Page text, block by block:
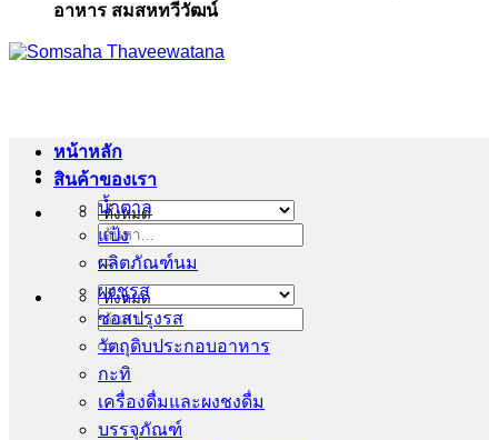
อาหาร สมสหทวีวัฒน์
ค้นหา:
ค้นหา:
หน้าหลัก
สินค้าของเรา
น้ำตาล
แป้ง
ผลิตภัณฑ์นม
ผงชูรส
ซอสปรุงรส
วัตถุดิบประกอบอาหาร
กะทิ
เครื่องดื่มและผงชงดื่ม
บรรจุภัณฑ์